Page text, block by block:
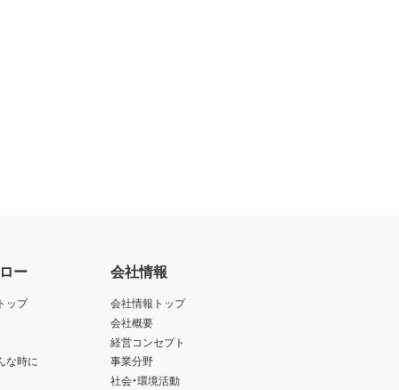
ー
ップ
な時に
会社情報
会社情報トップ
会社概要
経営コンセプト
事業分野
社会・環境活動